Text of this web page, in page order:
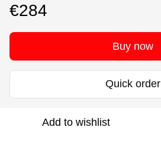
€284
Buy now
Quick order
Add to wishlist